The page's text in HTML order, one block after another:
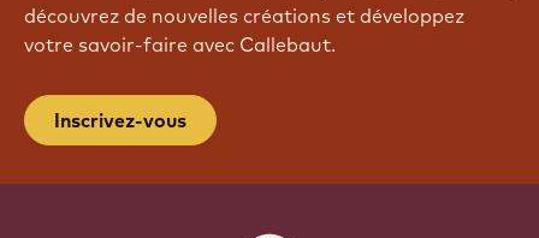
découvrez de nouvelles créations et développez
votre savoir-faire avec Callebaut.
Inscrivez-vous